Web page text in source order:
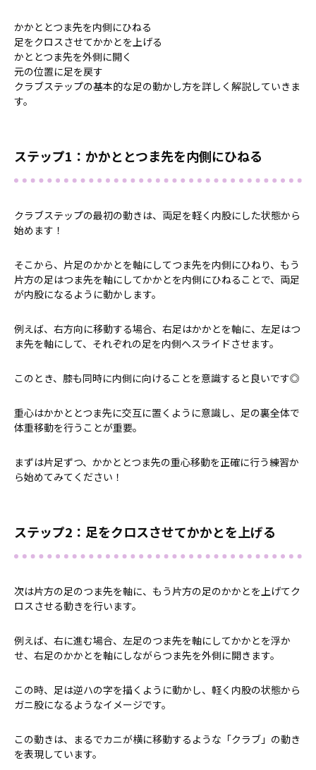
かかととつま先を内側にひねる
足をクロスさせてかかとを上げる
かととつま先を外側に開く
元の位置に足を戻す
クラブステップの基本的な足の動かし方を詳しく解説していきま
す。
ステップ1：かかととつま先を内側にひねる
クラブステップの最初の動きは、両足を軽く内股にした状態から
始めます！
そこから、片足のかかとを軸にしてつま先を内側にひねり、もう
片方の足はつま先を軸にしてかかとを内側にひねることで、両足
が内股になるように動かします。
例えば、右方向に移動する場合、右足はかかとを軸に、左足はつ
ま先を軸にして、それぞれの足を内側へスライドさせます。
このとき、膝も同時に内側に向けることを意識すると良いです◎
重心はかかととつま先に交互に置くように意識し、足の裏全体で
体重移動を行うことが重要。
まずは片足ずつ、かかととつま先の重心移動を正確に行う練習か
ら始めてみてください！
ステップ2：足をクロスさせてかかとを上げる
次は片方の足のつま先を軸に、もう片方の足のかかとを上げてク
ロスさせる動きを行います。
例えば、右に進む場合、左足のつま先を軸にしてかかとを浮か
せ、右足のかかとを軸にしながらつま先を外側に開きます。
この時、足は逆ハの字を描くように動かし、軽く内股の状態から
ガニ股になるようなイメージです。
この動きは、まるでカニが横に移動するような「クラブ」の動き
を表現しています。